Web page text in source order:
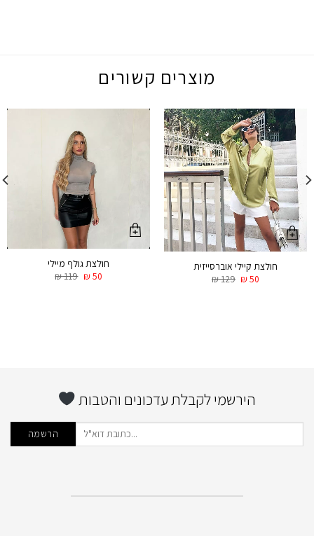
מוצרים קשורים
חולצת קיילי אוברסייזית
₪129 ₪50
חולצת גולף מיילי
₪119 ₪50
הירשמי לקבלת עדכונים והטבות